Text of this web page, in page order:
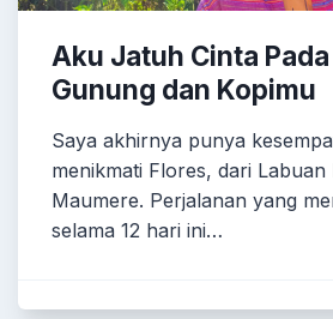
Aku Jatuh Cinta
Gunung dan Kopimu
Saya akhirnya punya
menikmati Flores, dari Labuan
Maumere. Perjalanan yang
selama 12 hari ini…